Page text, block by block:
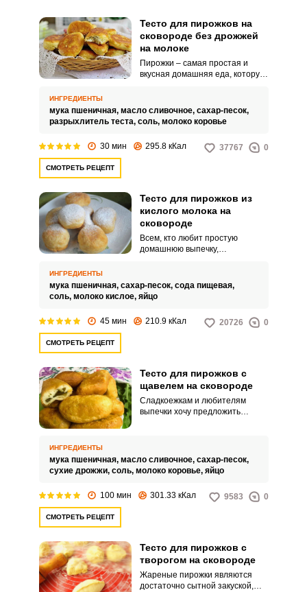
Тесто для пирожков на
сковороде без дрожжей
на молоке
Пирожки – самая простая и
вкусная домашняя еда, которую
быть любой.
ИНГРЕДИЕНТЫ
мука пшеничная, масло сливочное, сахар-песок,
разрыхлитель теста, соль, молоко коровье
30 мин 295.8 кКал 37767 0
СМОТРЕТЬ РЕЦЕПТ
Тесто для пирожков из
кислого молока на
сковороде
Всем, кто любит простую
домашнюю выпечку,
из кислого молока. Процесс
приготовления теста не
выпечка на таком тесте
получится воздушной и
ИНГРЕДИЕНТЫ
мука пшеничная, сахар-песок, сода пищевая,
соль, молоко кислое, яйцо
45 мин 210.9 кКал 20726 0
СМОТРЕТЬ РЕЦЕПТ
Тесто для пирожков с
щавелем на сковороде
Сладкоежкам и любителям
выпечки хочу предложить
Выпечка получается
необыкновенно аппетитной и
понравится всем без
ИНГРЕДИЕНТЫ
мука пшеничная, масло сливочное, сахар-песок,
сухие дрожжи, соль, молоко коровье, яйцо
100 мин 301.33 кКал 9583 0
СМОТРЕТЬ РЕЦЕПТ
Тесто для пирожков с
творогом на сковороде
Жареные пирожки являются
достаточно сытной закуской,